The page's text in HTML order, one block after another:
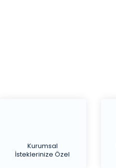
Kurumsal
İsteklerinize Özel